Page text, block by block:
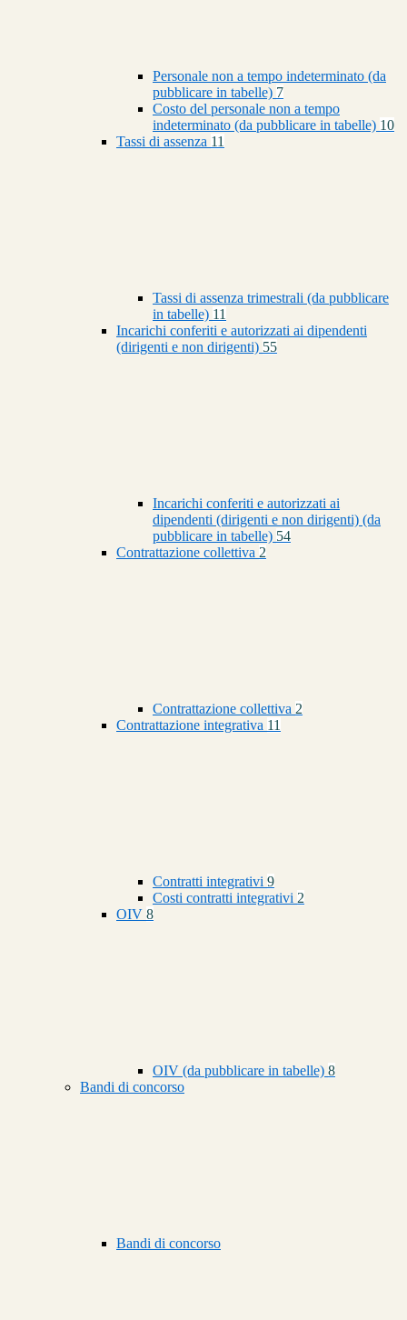
Personale non a tempo indeterminato (da
pubblicare in tabelle) 7
Costo del personale non a tempo
indeterminato (da pubblicare in tabelle) 10
Tassi di assenza 11
Tassi di assenza trimestrali (da pubblicare
in tabelle) 11
Incarichi conferiti e autorizzati ai dipendenti
(dirigenti e non dirigenti) 55
Incarichi conferiti e autorizzati ai
dipendenti (dirigenti e non dirigenti) (da
pubblicare in tabelle) 54
Contrattazione collettiva 2
Contrattazione collettiva 2
Contrattazione integrativa 11
Contratti integrativi 9
Costi contratti integrativi 2
OIV 8
OIV (da pubblicare in tabelle) 8
Bandi di concorso
Bandi di concorso